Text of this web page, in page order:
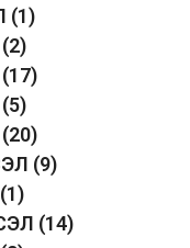
(1)
(2)
(17)
(5)
(20)
(9)
(1)
(14)